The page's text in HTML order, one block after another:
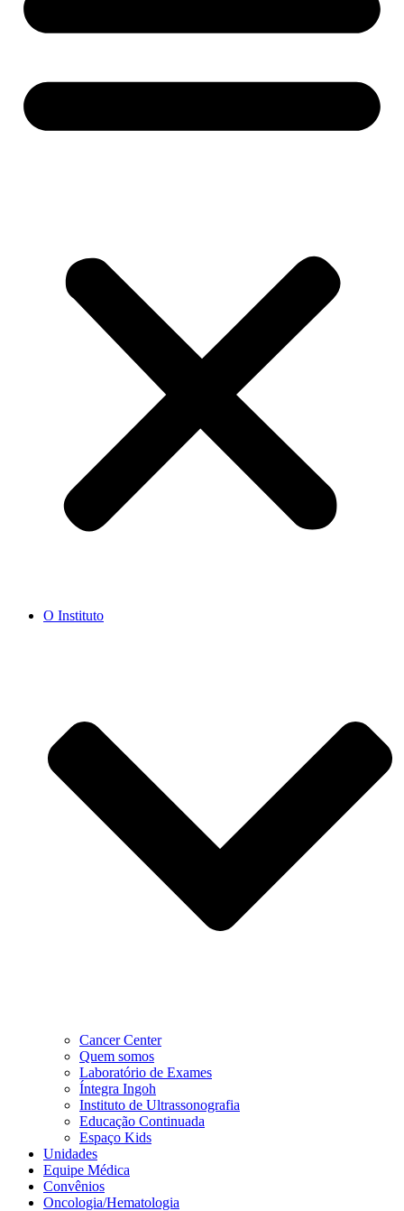
O Instituto
Cancer Center
Quem somos
Laboratório de Exames
Íntegra Ingoh
Instituto de Ultrassonografia
Educação Continuada
Espaço Kids
Unidades
Equipe Médica
Convênios
Oncologia/Hematologia